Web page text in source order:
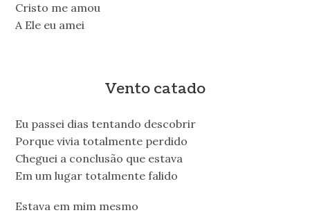
Cristo me amou
A Ele eu amei
Vento catado
Eu passei dias tentando descobrir
Porque vivia totalmente perdido
Cheguei a conclusão que estava
Em um lugar totalmente falido
Estava em mim mesmo